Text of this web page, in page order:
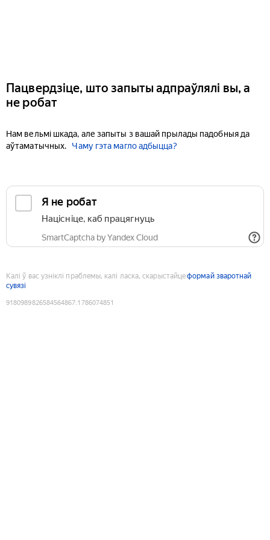
Пацвердзіце, што запыты адпраўлялі вы, а
не робат
Нам вельмі шкада, але запыты з вашай прылады падобныя да
аўтаматычных.
Чаму гэта магло адбыцца?
Я не робат
Націсніце, каб працягнуць
SmartCaptcha by Yandex Cloud
Калі ў вас узніклі праблемы, калі ласка, скарыстайцеформай зваротнай
сувязі
9180989826584564867:1786074851